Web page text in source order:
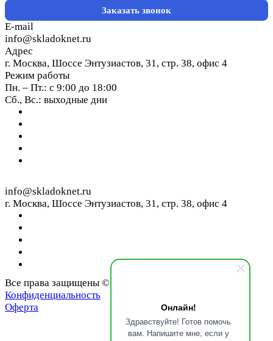
Онлайн!
Здравствуйте! Готов помочь
вам. Напишите мне, если у
Заказать звонок
E-mail
info@skladoknet.ru
Адрес
г. Москва, Шоссе Энтузиастов, 31, стр. 38, офис 4
Режим работы
Пн. – Пт.: с 9:00 до 18:00
Сб., Вс.: выходные дни
info@skladoknet.ru
г. Москва, Шоссе Энтузиастов, 31, стр. 38, офис 4
Все права защищены © 2026
Конфиденциальность
Оферта